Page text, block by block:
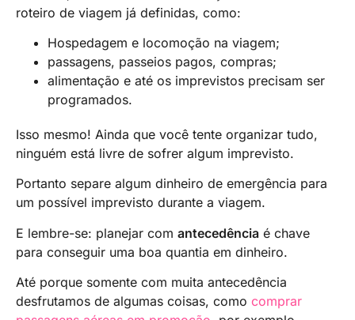
roteiro de viagem já definidas, como:
Hospedagem e locomoção na viagem;
passagens, passeios pagos, compras;
alimentação e até os imprevistos precisam ser
programados.
Isso mesmo! Ainda que você tente organizar tudo,
ninguém está livre de sofrer algum imprevisto.
Portanto separe algum dinheiro de emergência para
um possível imprevisto durante a viagem.
E lembre-se: planejar com antecedência é chave
para conseguir uma boa quantia em dinheiro.
Até porque somente com muita antecedência
desfrutamos de algumas coisas, como comprar